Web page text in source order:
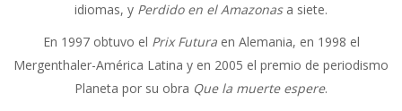
idiomas, y Perdido en el Amazonasa siete.
En 1997 obtuvo el Prix Futuraen Alemania, en 1998 el
Mergenthaler-América Latina y en 2005 el premio de periodismo
Planeta por su obra Que la muerte espere.